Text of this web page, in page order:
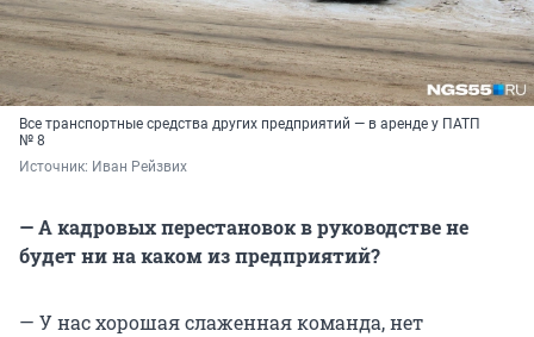
Все транспортные средства других предприятий — в аренде у ПАТП
№ 8
Источник: Иван Рейзвих
— А кадровых перестановок в руководстве не
будет ни на каком из предприятий?
— У нас хорошая слаженная команда, нет